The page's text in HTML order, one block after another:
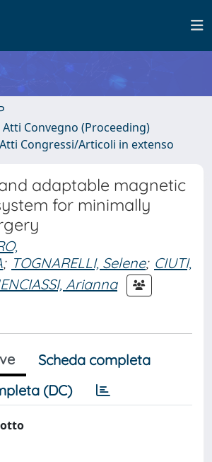
Convegno (Proceeding)
Congressi/Articoli in extenso
adaptable magnetic
for minimally
; TOGNARELLI, Selene; CIUTI,
Arianna
Scheda completa
(DC)